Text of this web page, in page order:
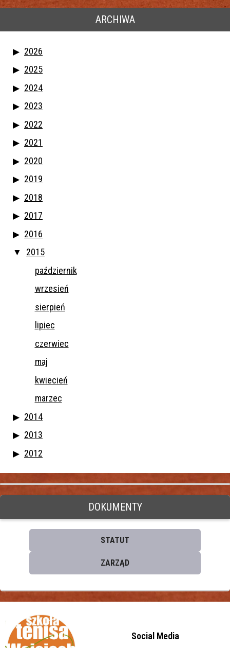
ARCHIWA
2026
2025
2024
2023
2022
2021
2020
2019
2018
2017
2016
2015
październik
wrzesień
sierpień
lipiec
czerwiec
maj
kwiecień
marzec
2014
2013
2012
DOKUMENTY
STATUT
ZARZĄD
Social Media